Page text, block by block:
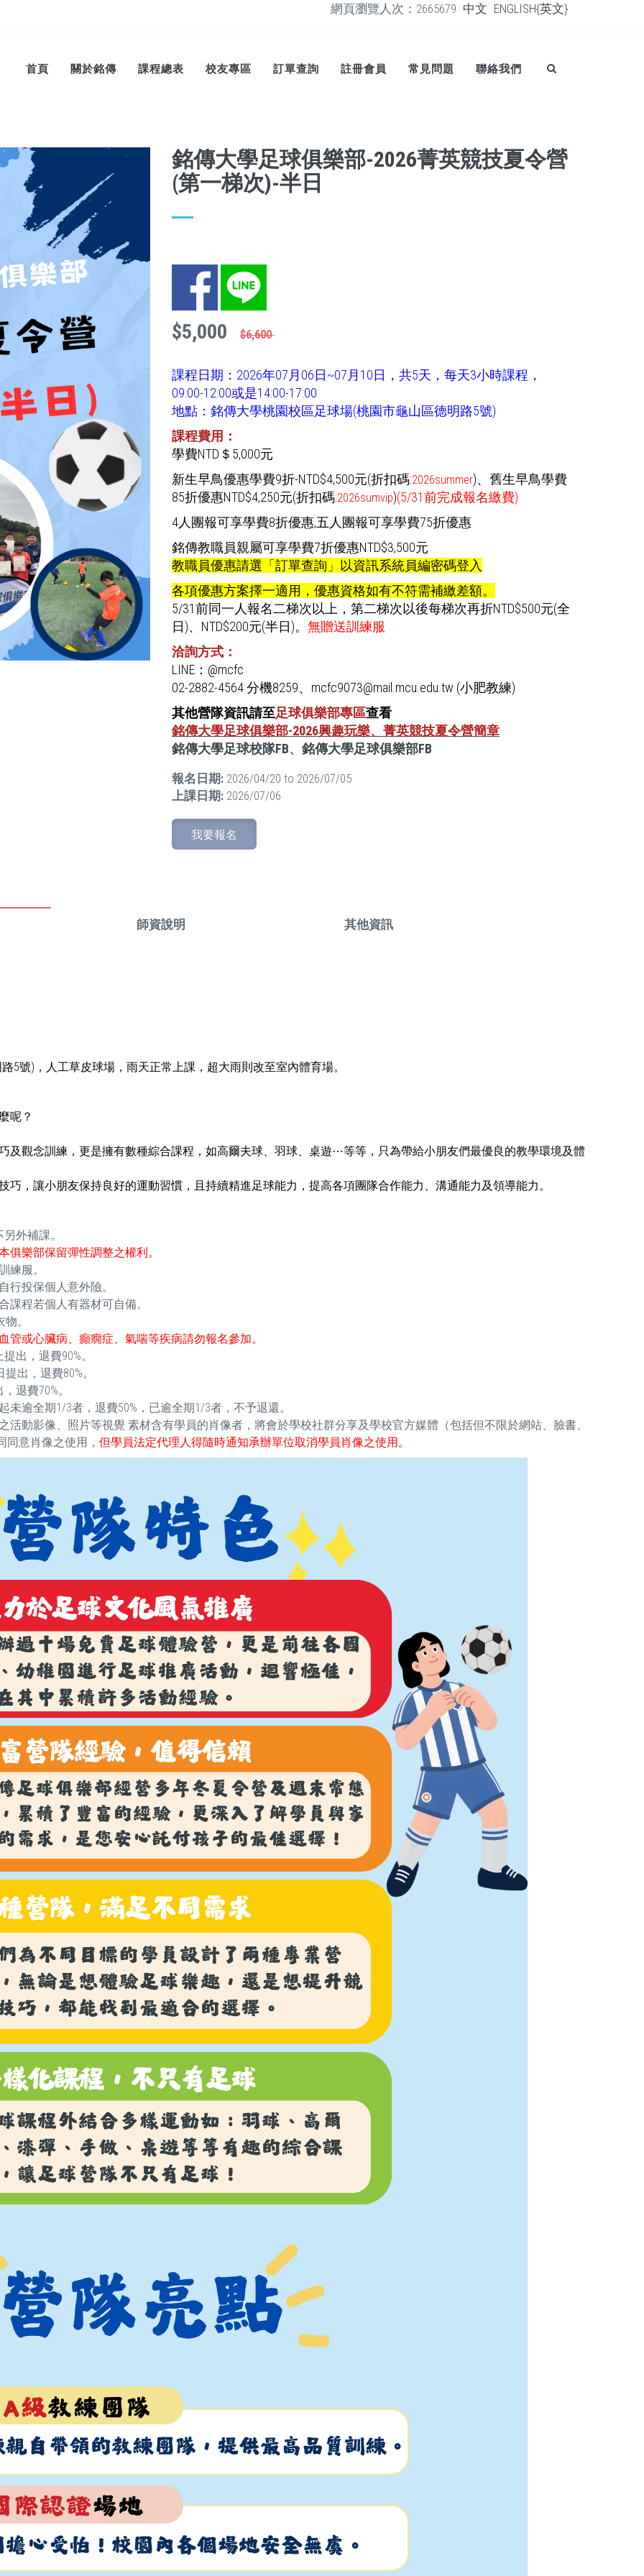
網頁瀏覽人次：2665679 中文 ENGLISH{英文}
首頁 關於銘傳 課程總表 校友專區 訂單查詢 註冊會員 常見問題 聯絡我們
銘傳大學足球俱樂部-2026菁英競技夏令營
(第一梯次)-半日
Facebook LINE
$5,000 $6,600
課程日期：2026年07月06日~07月10日，共5天，每天3小時課程，
09:00-12:00或是14:00-17:00
地點：銘傳大學桃園校區足球場(桃園市龜山區德明路5號)
課程費用：
學費NTD＄5,000元
新生早鳥優惠學費9折-NTD$4,500元(折扣碼:2026summer)、舊生早鳥學費
85折優惠NTD$4,250元(折扣碼:2026sumvip)(5/31前完成報名繳費)
4人團報可享學費8折優惠,五人團報可享學費75折優惠
銘傳教職員親屬可享學費7折優惠NTD$3,500元
教職員優惠請選「訂單查詢」以資訊系統員編密碼登入
各項優惠方案擇一適用，優惠資格如有不符需補繳差額。
5/31前同一人報名二梯次以上，第二梯次以後每梯次再折NTD$500元(全
日)、NTD$200元(半日)。 無贈送訓練服
洽詢方式：
LINE：@mcfc
02-2882-4564 分機8259、mcfc9073@mail.mcu.edu.tw (小肥教練)
其他營隊資訊請至足球俱樂部專區查看
銘傳大學足球俱樂部-2026興趣玩樂、菁英競技夏令營簡章
銘傳大學足球校隊FB、 銘傳大學足球俱樂部FB
報名日期: 2026/04/20 to 2026/07/05
上課日期: 2026/07/06
我要報名
師資說明 其他資訊
5號)，人工草皮球場，雨天正常上課，超大雨則改至室內體育場。
呢？
及觀念訓練，更是擁有數種綜合課程，如高爾夫球、羽球、桌遊⋯等等，只為帶給小朋友們最優良的教學環境及體
巧，讓小朋友保持良好的運動習慣，且持續精進足球能力，提高各項團隊合作能力、溝通能力及領導能力。
外補課。
俱樂部保留彈性調整之權利。
練服。
行投保個人意外險。
課程若個人有器材可自備。
。
管或心臟病、癲癇症、氣喘等疾病請勿報名參加。
出，退費90%。
出，退費80%。
退費70%。
逾全期1/3者，退費50%，已逾全期1/3者，不予退還。
活動影像、照片等視覺 素材含有學員的肖像者，將會於學校社群分享及學校官方媒體（包括但不限於網站、臉書、
同意肖像之使用， 但學員法定代理人得隨時通知承辦單位取消學員肖像之使用。